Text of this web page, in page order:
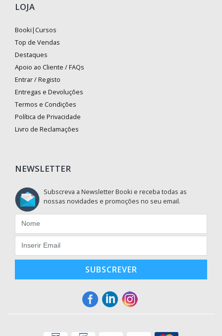
LOJA
Booki|Cursos
Top de Vendas
Destaques
Apoio ao Cliente / FAQs
Entrar / Registo
Entregas e Devoluções
Termos e Condições
Política de Privacidade
Livro de Reclamações
NEWSLETTER
Subscreva a Newsletter Booki e receba todas as
nossas novidades e promoções no seu email.
SUBSCREVER